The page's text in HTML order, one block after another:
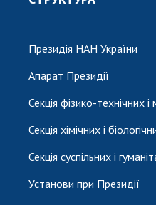
Президія НАН України
Апарат Президії
Секція фізико-технічних
Секція хімічних і
Секція суспільних і
Установи при Президії